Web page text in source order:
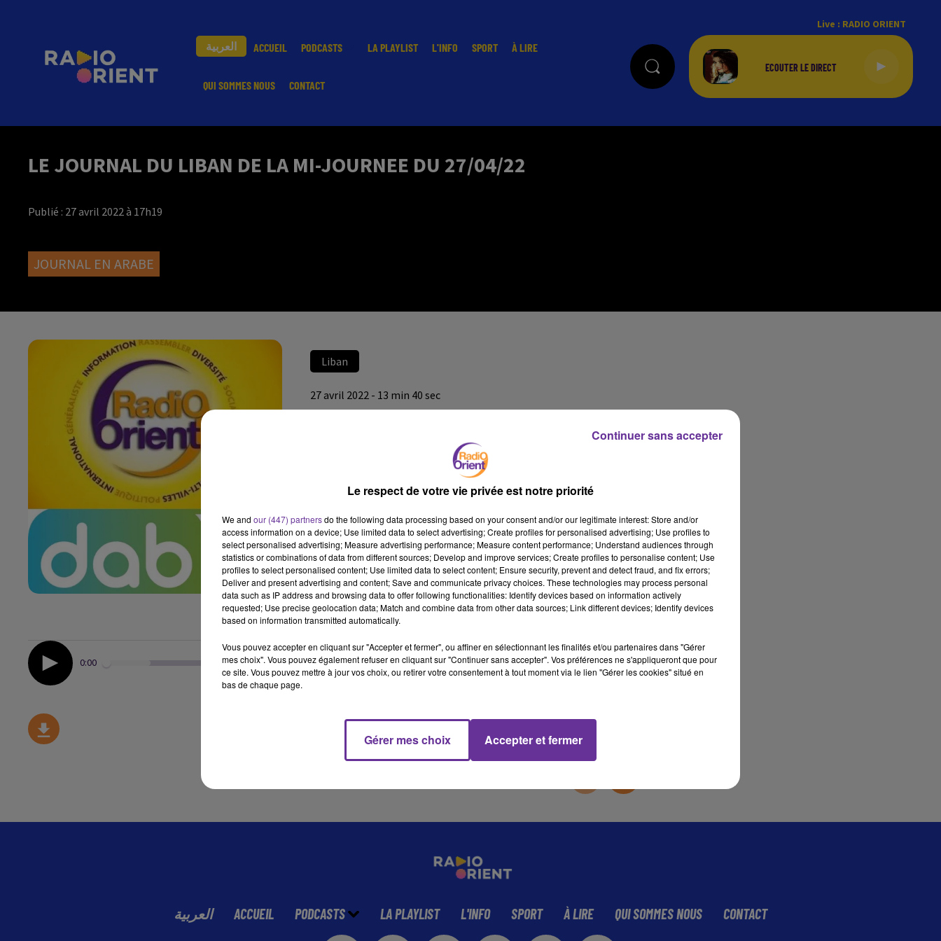
العربية ACCUEIL PODCASTS LA PLAYLIST L'INFO SPORT À LIRE
QUI SOMMES NOUS CONTACT
Live : RADIO ORIENT
LE JOURNAL DU LIBAN DE LA MI-JOURNEE DU 27/04/22
Publié : 27 avril 2022 à 17h19
JOURNAL EN ARABE
Liban
27 avril 2022 - 13 min 40 sec
LE JOURNAL DU LIBAN DE LA MI-JOURNEE DU 27/04/22
0:00 13 min 40 sec
العربية ACCUEIL PODCASTS LA PLAYLIST L'INFO SPORT À LIRE QUI SOMMES NOUS CONTACT
Le respect de votre vie privée est notre priorité
We and our (447) partnersdo the following data processing based on your consent and/or our legitimate interest: Store and/or
access information on a device; Use limited data to select advertising; Create profiles for personalised advertising; Use profiles to
select personalised advertising; Measure advertising performance; Measure content performance; Understand audiences through
statistics or combinations of data from different sources; Develop and improve services; Create profiles to personalise content; Use
profiles to select personalised content; Use limited data to select content; Ensure security, prevent and detect fraud, and fix errors;
Deliver and present advertising and content; Save and communicate privacy choices. These technologies may process personal
data such as IP address and browsing data to offer following functionalities: Identify devices based on information actively
requested; Use precise geolocation data; Match and combine data from other data sources; Link different devices; Identify devices
based on information transmitted automatically.
Vous pouvez accepter en cliquant sur "Accepter et fermer", ou affiner en sélectionnant les finalités et/ou partenaires dans "Gérer
mes choix". Vous pouvez également refuser en cliquant sur "Continuer sans accepter". Vos préférences ne s'appliqueront que pour
ce site. Vous pouvez mettre à jour vos choix, ou retirer votre consentement à tout moment via le lien "Gérer les cookies" situé en
bas de chaque page.
Gérer mes choix Accepter et fermer
Continuer sans accepter